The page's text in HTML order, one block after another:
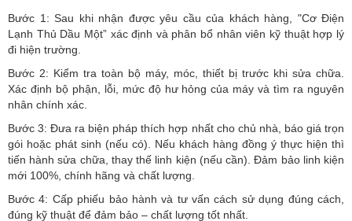
Bước 1: Sau khi nhận được yêu cầu của khách hàng, "Cơ Điện
Lạnh Thủ Dầu Một” xác định và phân bổ nhân viên kỹ thuật hợp lý
đi hiện trường.
Bước 2: Kiểm tra toàn bộ máy, móc, thiết bị trước khi sửa chữa.
Xác định bộ phận, lỗi, mức độ hư hỏng của máy và tìm ra nguyên
nhân chính xác.
Bước 3: Đưa ra biện pháp thích hợp nhất cho chủ nhà, báo giá trọn
gói hoặc phát sinh (nếu có). Nếu khách hàng đồng ý thực hiện thì
tiến hành sửa chữa, thay thế linh kiện (nếu cần). Đảm bảo linh kiện
mới 100%, chính hãng và chất lượng.
Bước 4: Cấp phiếu bảo hành và tư vấn cách sử dụng đúng cách,
đúng kỹ thuật để đảm bảo – chất lượng tốt nhất.